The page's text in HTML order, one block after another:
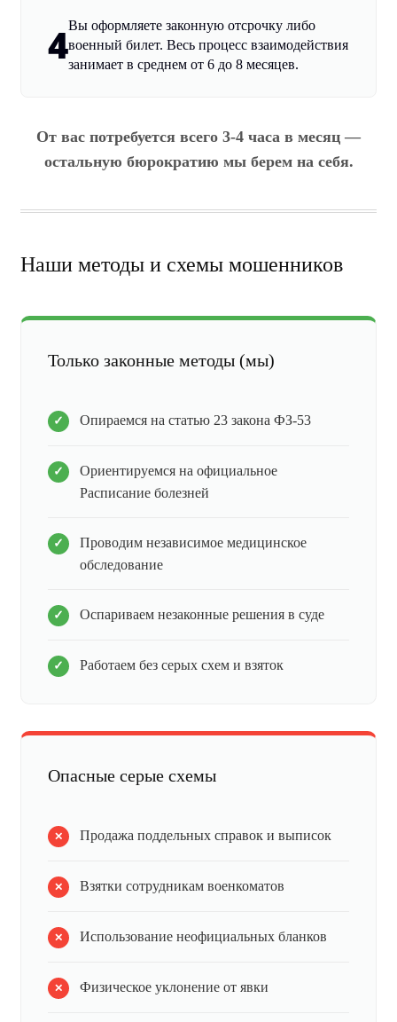
4Вы оформляете законную отсрочку либо
военный билет. Весь процесс взаимодействия
занимает в среднем от 6 до 8 месяцев.
От вас потребуется всего 3-4 часа в месяц —
остальную бюрократию мы берем на себя.
Наши методы и схемы мошенников
Только законные методы (мы)
Опираемся на статью 23 закона ФЗ-53
Ориентируемся на официальное
Расписание болезней
Проводим независимое медицинское
обследование
Оспариваем незаконные решения в суде
Работаем без серых схем и взяток
Опасные серые схемы
Продажа поддельных справок и выписок
Взятки сотрудникам военкоматов
Использование неофициальных бланков
Физическое уклонение от явки